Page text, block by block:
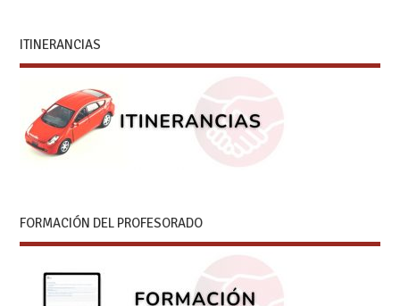
ITINERANCIAS
FORMACIÓN DEL PROFESORADO